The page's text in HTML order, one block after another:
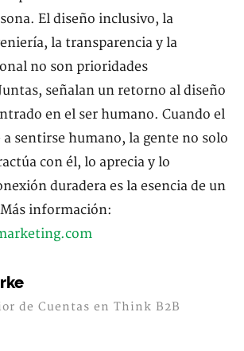
El diseño inclusivo, la
la transparencia y la
no son prioridades
señalan un retorno al diseño
en el ser humano. Cuando el
a sentirse humano, la gente no solo
con él, lo aprecia y lo
duradera es la esencia de un
información:
de Cuentas en Think B2B